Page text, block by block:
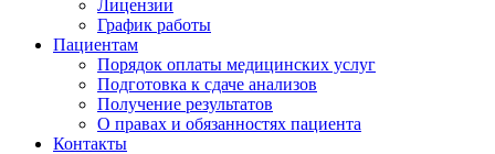
Лицензии
График работы
Пациентам
Порядок оплаты медицинских услуг
Подготовка к сдаче анализов
Получение результатов
О правах и обязанностях пациента
Контакты